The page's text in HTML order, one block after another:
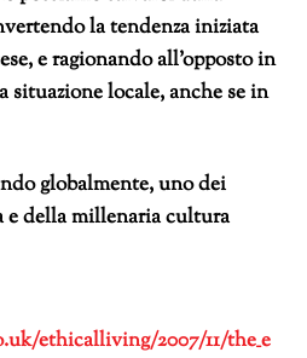
la tendenza iniziata
e ragionando all’opposto in
situazione locale, anche se in
globalmente, uno dei
della millenaria cultura
ethicalliving/2007/11/the_e